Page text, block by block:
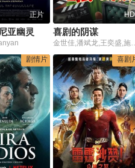
正片
亚幽灵
HD
喜剧的阴谋
金世佳,潘斌
剧情片 喜剧